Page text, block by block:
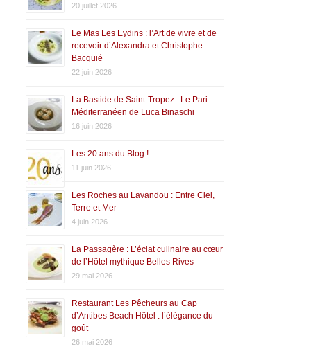
20 juillet 2026
Le Mas Les Eydins : l’Art de vivre et de
recevoir d’Alexandra et Christophe
Bacquié
22 juin 2026
La Bastide de Saint-Tropez : Le Pari
Méditerranéen de Luca Binaschi
16 juin 2026
Les 20 ans du Blog !
11 juin 2026
Les Roches au Lavandou : Entre Ciel,
Terre et Mer
4 juin 2026
La Passagère : L’éclat culinaire au cœur
de l’Hôtel mythique Belles Rives
29 mai 2026
Restaurant Les Pêcheurs au Cap
d’Antibes Beach Hôtel : l’élégance du
goût
26 mai 2026